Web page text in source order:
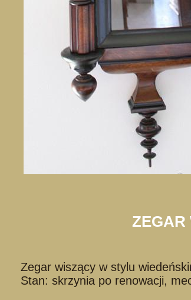
ZEGAR
Zegar wiszący w stylu
Stan: skrzynia po renowacji,